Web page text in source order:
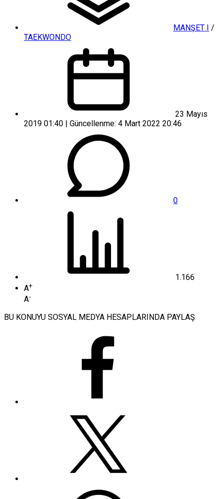
MANŞET I /
TAEKWONDO
23 Mayıs
2019 01:40 | Güncellenme: 4 Mart 2022 20:46
0
1.166
A+
A-
BU KONUYU SOSYAL MEDYA HESAPLARINDA PAYLAŞ